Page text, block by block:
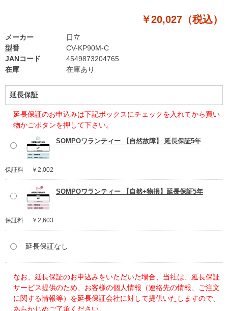
￥20,027（税込）
型番
CV-KP90M-C
JANコード
4549873204765
在庫
在庫あり
メーカー 日立
延長保証
延長保証のお申込みは下記ボックスにチェックを入れてから買い
物かごボタンを押して下さい。
SOMPOワランティー 【自然故障】 延長保証5年
保証料 ￥2,002
SOMPOワランティー 【自然+物損】延長保証5年
保証料 ￥2,603
延長保証なし
なお、延長保証のお申込みをいただいた場合、当社は、延長保証
サービス提供のため、お客様の個人情報（連絡先の情報、ご注文
に関する情報等）を延長保証会社に対して提供いたしますので、
あらかじめご了承ください。